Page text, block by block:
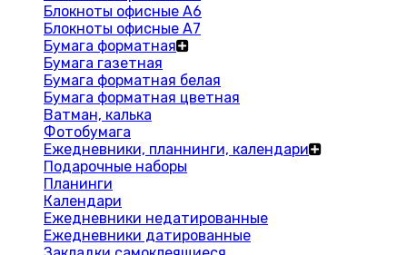
Блокноты офисные A6
Блокноты офисные A7
Бумага форматная
Бумага газетная
Бумага форматная белая
Бумага форматная цветная
Ватман, калька
Фотобумага
Ежедневники, планнинги, календари
Подарочные наборы
Планинги
Календари
Ежедневники недатированные
Ежедневники датированные